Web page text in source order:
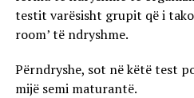
testit varësisht grupit që i
room’ të ndryshme.
Përndryshe, sot në këtë test
mijë semi maturantë.